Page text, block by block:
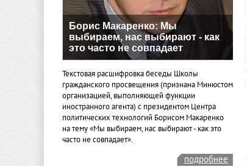
Борис Макаренко: Мы
выбираем, нас выбирают - как
это часто не совпадает
Текстовая расшифровка беседы Школы
гражданского просвещения (признана Минюстом
организацией, выполняющей функции
иностранного агента) с президентом Центра
политических технологий Борисом Макаренко
на тему «Мы выбираем, нас выбирают - как это
часто не совпадает».
подробнее